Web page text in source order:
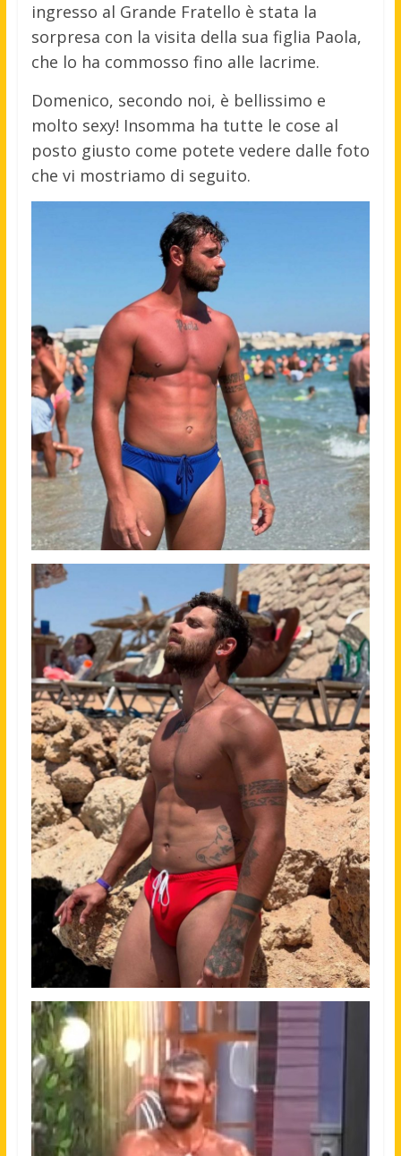
ingresso al Grande Fratello è stata la
sorpresa con la visita della sua figlia Paola,
che lo ha commosso fino alle lacrime.
Domenico, secondo noi, è bellissimo e
molto sexy! Insomma ha tutte le cose al
posto giusto come potete vedere dalle foto
che vi mostriamo di seguito.